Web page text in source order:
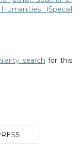
(Special
search for this